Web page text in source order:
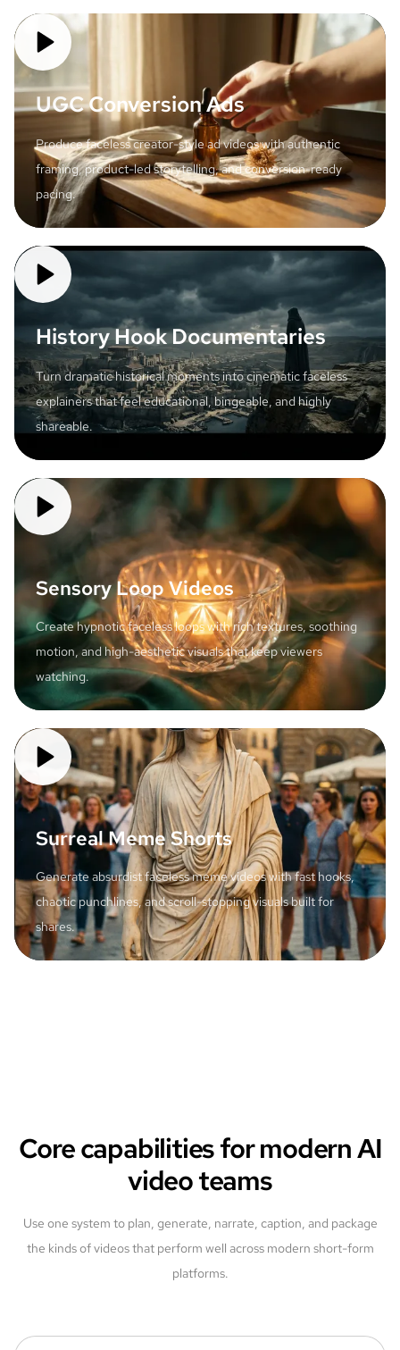
UGC Conversion Ads
Produce faceless creator-style ad videos with authentic
framing, product-led storytelling, and conversion-ready
pacing.
History Hook Documentaries
Turn dramatic historical moments into cinematic faceless
explainers that feel educational, bingeable, and highly
shareable.
Sensory Loop Videos
Create hypnotic faceless loops with rich textures, soothing
motion, and high-aesthetic visuals that keep viewers
watching.
Surreal Meme Shorts
Generate absurdist faceless meme videos with fast hooks,
chaotic punchlines, and scroll-stopping visuals built for
shares.
Core capabilities for modern AI
video teams
Use one system to plan, generate, narrate, caption, and package
the kinds of videos that perform well across modern short-form
platforms.